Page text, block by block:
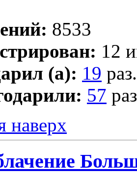
8533
12
(а): 19 раз.
57
наверх